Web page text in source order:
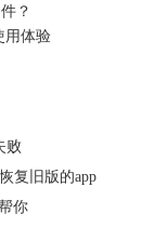
会影响电脑的运行速
？
用体验
败
复旧版的app
你